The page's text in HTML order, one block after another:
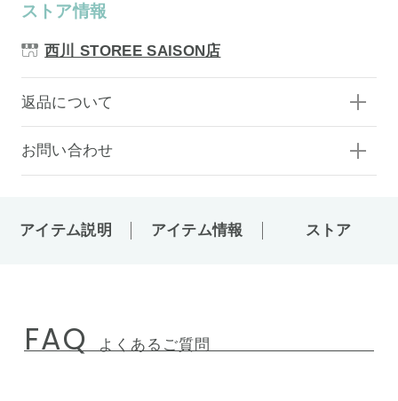
ストア情報
西川 STOREE SAISON店
返品について
お問い合わせ
アイテム説明 アイテム情報 ストア
FAQ よくあるご質問